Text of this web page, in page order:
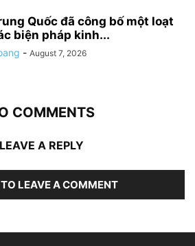
Quốc đã công bố một loạt
biện pháp kinh...
- August 7, 2026
COMMENTS
LEAVE A REPLY
LEAVE A COMMENT